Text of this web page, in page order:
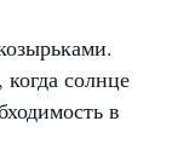
солнце
в